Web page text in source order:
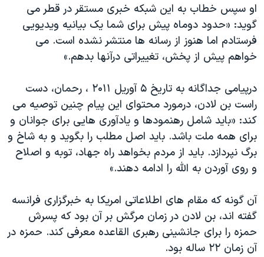
او سپس خطاب به این شبکه خبری مستقر در قطر می
گوید: «حدود دوماه پیش برای شما یک بیانیه ویدیویی
فرستادم اما هنوز از رسانه ها منتشر نشده است. می
خواهم پیش از پخش، تغییراتی درآنها بدهم.»
درپیامی جداگانه به تاریخ ۵ آوریل ۲۰۱۱ ، رحمان، دست
راست بن لادن، درمورد محتوای این پیام چنین توصیه می
کند: «باید شامل رهنمودها و یادآوری هایی برای جوانان و
برای همه ملت باشد. باید اصل مطلب را بگوید و به شاخ و
برگ نپردازد. باید از مردم بخواهد راه جهاد، توبه و اصلاح
و روی آوردن به الله را ادامه دهند.»
آن گونه که مقام های اطلاعاتی امریکا به خبرگزاری فرانسه
گفته اند، بن لادن در زمان مرگش بر آن بود که پسرش
حمزه را برای جانشینی رهبری القاعده معرفی کند. حمزه در
آن زمان ۲۲ ساله بود.